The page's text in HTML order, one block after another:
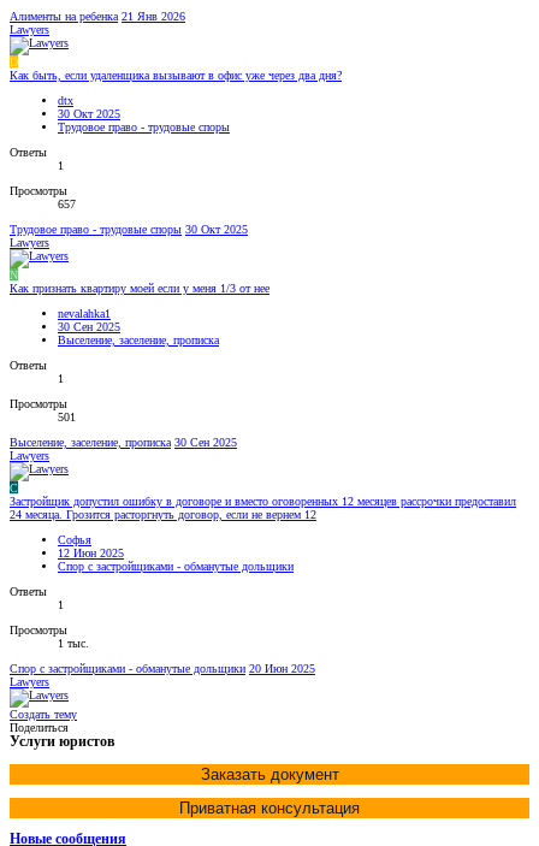
Алименты на ребенка 21 Янв 2026
Lawyers
D
Как быть, если удаленщика вызывают в офис уже через два дня?
dtx
30 Окт 2025
Трудовое право - трудовые споры
Ответы
1
Просмотры
657
Трудовое право - трудовые споры 30 Окт 2025
Lawyers
N
Как признать квартиру моей если у меня 1/3 от нее
nevalahka1
30 Сен 2025
Выселение, заселение, прописка
Ответы
1
Просмотры
501
Выселение, заселение, прописка 30 Сен 2025
Lawyers
С
Застройщик допустил ошибку в договоре и вместо оговоренных 12 месяцев рассрочки предоставил
24 месяца. Грозится расторгнуть договор, если не вернем 12
Софья
12 Июн 2025
Спор с застройщиками - обманутые дольщики
Ответы
1
Просмотры
1 тыс.
Спор с застройщиками - обманутые дольщики 20 Июн 2025
Lawyers
Создать тему
Поделиться
Услуги юристов
Заказать документ
Приватная консультация
Новые сообщения